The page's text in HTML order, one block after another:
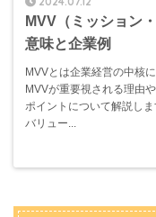
MVV（ミッション
意味と企業例
MVVとは企業経営の中核
MVVが重要視される理由
ポイントについて解説し
バリュー...